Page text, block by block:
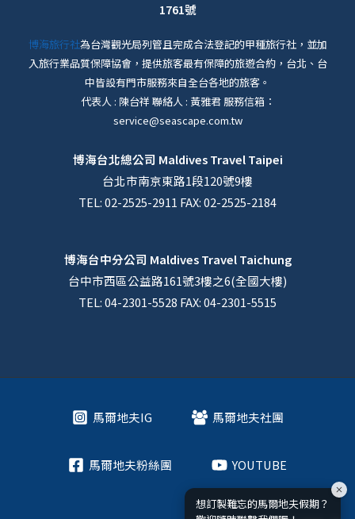
1761號
博海旅行社為台灣觀光局列管且完成合法登記的甲種旅行社，並加
入旅行業品質保障協會，提供旅客最有保障的旅遊合約，台北、台
中皆設有門市服務來自全台各地的旅客。
代表人 : 陳台祥 聯絡人 : 黃雅君 服務信箱：
service@seascape.com.tw
博海台北總公司 Maldives Travel Taipei
台北市南京東路1段120號9樓
TEL: 02-2525-2911 FAX: 02-2525-2184
博海台中分公司 Maldives Travel Taichung
台中市西區公益路161號3樓之6(全國大樓)
TEL: 04-2301-5528 FAX: 04-2301-5515
馬爾地夫IG 馬爾地夫社團
馬爾地夫粉絲團 YOUTUBE
想訂製難忘的馬爾地夫假期？